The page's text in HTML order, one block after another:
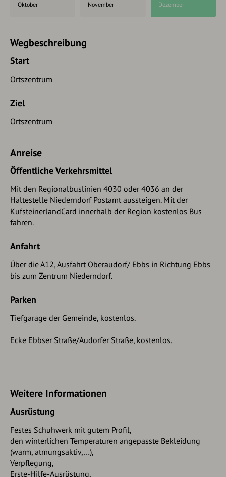
Oktober November Dezember
Wegbeschreibung
Start
Ortszentrum
Ziel
Ortszentrum
Anreise
Öffentliche Verkehrsmittel
Mit den Regionalbuslinien 4030 oder 4036 an der
Haltestelle Niederndorf Postamt aussteigen. Mit der
KufsteinerlandCard innerhalb der Region kostenlos Bus
fahren.
Anfahrt
Über die A12, Ausfahrt Oberaudorf/ Ebbs in Richtung Ebbs
bis zum Zentrum Niederndorf.
Parken
Tiefgarage der Gemeinde, kostenlos.
Ecke Ebbser Straße/Audorfer Straße, kostenlos.
Weitere Informationen
Ausrüstung
Festes Schuhwerk mit gutem Profil,
den winterlichen Temperaturen angepasste Bekleidung
(warm, atmungsaktiv,…),
Verpflegung,
Erste-Hilfe-Ausrüstung,